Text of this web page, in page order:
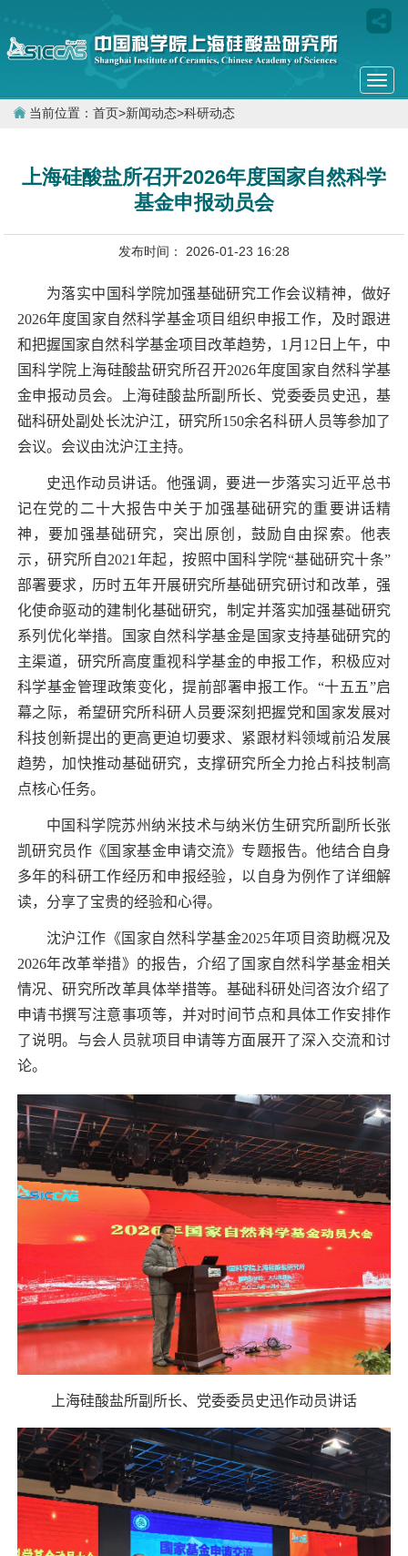
当前位置： 首页>新闻动态>科研动态
上海硅酸盐所召开2026年度国家自然科学
基金申报动员会
发布时间： 2026-01-23 16:28
为落实中国科学院加强基础研究工作会议精神，做好
2026年度国家自然科学基金项目组织申报工作，及时跟进
和把握国家自然科学基金项目改革趋势， 1 月 12 日上午，中
国科学院上海硅酸盐研究所召开2026年度国家自然科学基
金申报动员会。上海硅酸盐所副所长、党委委员史迅，基
础科研处副处长沈沪江，研究所150余名科研人员等参加了
会议。会议由沈沪江主持。
史迅作动员讲话。他强调，要进一步落实习近平总书
记在党的二十大报告中关于加强基础研究的重要讲话精
神，要加强基础研究，突出原创，鼓励自由探索。他表
示，研究所自2021 年起， 按照中国科学院“基础研究十条”
部署要求，历时五年开展研究所基础研究研讨和改革，强
化使命驱动的建制化基础研究，制定并落实加强基础研究
系列优化举措。国家自然科学基金是国家支持基础研究的
主渠道，研究所高度重视科学基金的申报工作，积极应对
科学基金管理政策变化，提前部署申报工作。“十五五”启
幕之际，希望研究所科研人员要深刻把握党和国家发展对
科技创新提出的更高更迫切要求、紧跟材料领域前沿发展
趋势，加快推动基础研究，支撑研究所全力抢占科技制高
点核心任务。
中国科学院苏州纳米技术与纳米仿生研究所副所长张
凯研究员作《国家基金申请交流》专题报告。他结合自身
多年的科研工作经历和申报经验，以自身为例作了详细解
读，分享了宝贵的经验和心得。
沈沪江作《国家自然科学基金2025年项目资助概况及
2026年改革举措》的报告，介绍了国家自然科学基金相关
情况、研究所改革具体举措等。基础科研处闫咨汝介绍了
申请书撰写注意事项等，并对时间节点和具体工作安排作
了说明。与会人员就项目申请等方面展开了深入交流和讨
论。
上海硅酸盐所副所长、党委委员史迅作动员讲话